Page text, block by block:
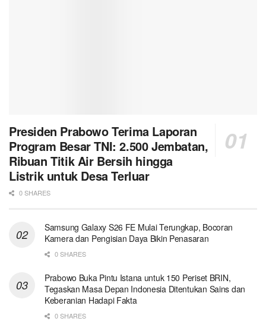
Presiden Prabowo Terima Laporan
Program Besar TNI: 2.500 Jembatan,
Ribuan Titik Air Bersih hingga
Listrik untuk Desa Terluar
0 SHARES
Samsung Galaxy S26 FE Mulai Terungkap, Bocoran
Kamera dan Pengisian Daya Bikin Penasaran
0 SHARES
Prabowo Buka Pintu Istana untuk 150 Periset BRIN,
Tegaskan Masa Depan Indonesia Ditentukan Sains dan
Keberanian Hadapi Fakta
0 SHARES